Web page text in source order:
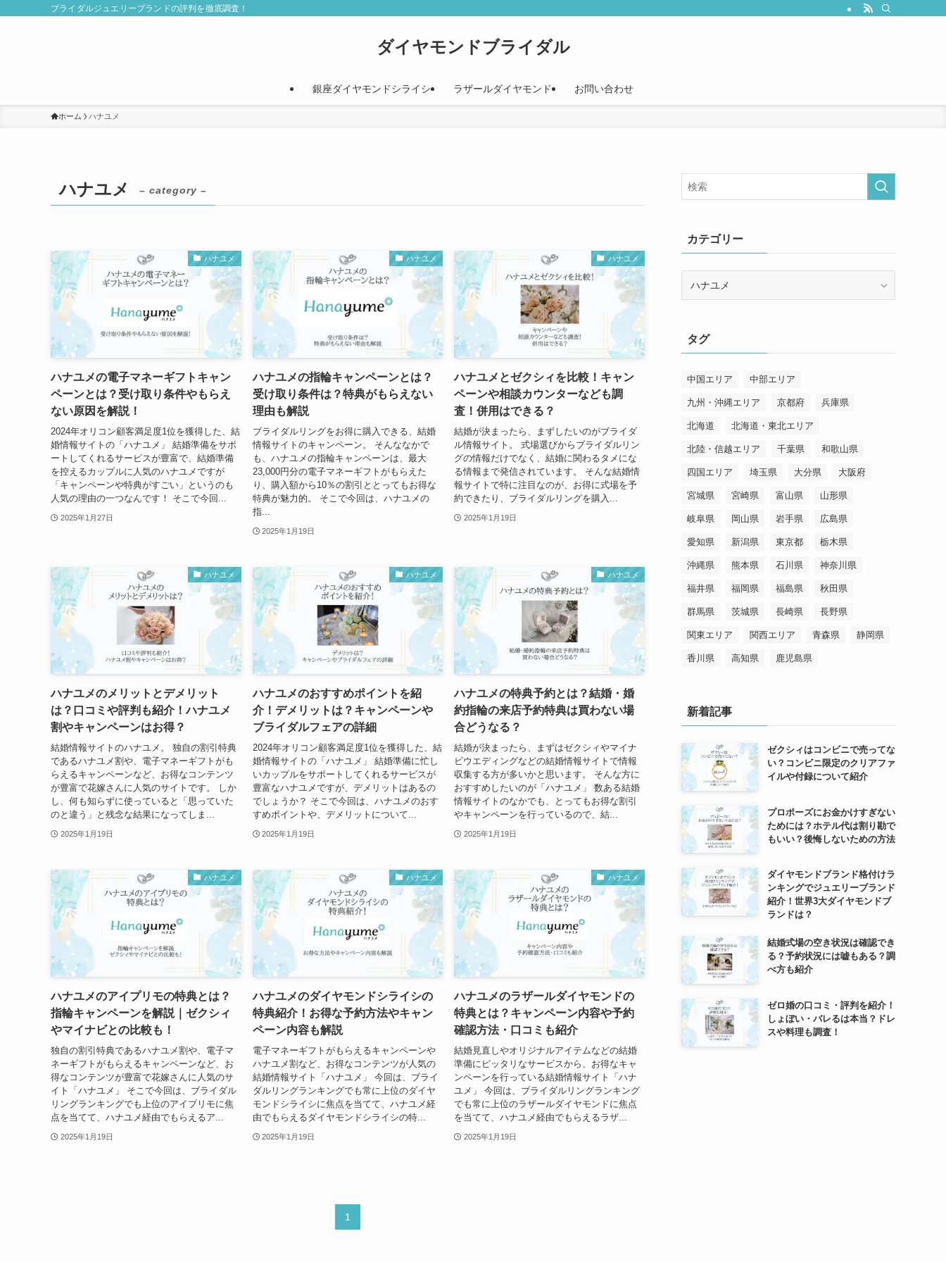
ブライダルジュエリーブランドの評判を徹底調査！
ダイヤモンドブライダル
銀座ダイヤモンドシライシ ラザールダイヤモンド お問い合わせ
ホーム ハナユメ
ハナユメ – category –
ハナユメ
ハナユメの電子マネーギフトキャン
ペーンとは？受け取り条件やもらえ
ない原因を解説！
2024年オリコン顧客満足度1位を獲得した、結
婚情報サイトの「ハナユメ」 結婚準備をサポ
ートしてくれるサービスが豊富で、結婚準備
を控えるカップルに人気のハナユメですが
「キャンペーンや特典がすごい」というのも
人気の理由の一つなんです！ そこで今回...
2025年1月27日
ハナユメ
ハナユメの指輪キャンペーンとは？
受け取り条件は？特典がもらえない
理由も解説
ブライダルリングをお得に購入できる、結婚
情報サイトのキャンペーン。 そんななかで
も、ハナユメの指輪キャンペーンは、最大
23,000円分の電子マネーギフトがもらえた
り、購入額から10％の割引ととってもお得な
特典が魅力的。 そこで今回は、ハナユメの
指...
2025年1月19日
ハナユメ
ハナユメとゼクシィを比較！キャン
ペーンや相談カウンターなども調
査！併用はできる？
結婚が決まったら、まずしたいのがブライダ
ル情報サイト。 式場選びからブライダルリン
グの情報だけでなく、結婚に関わるタメにな
る情報まで発信されています。 そんな結婚情
報サイトで特に注目なのが、お得に式場を予
約できたり、ブライダルリングを購入...
2025年1月19日
ハナユメ
ハナユメのメリットとデメリット
は？口コミや評判も紹介！ハナユメ
割やキャンペーンはお得？
結婚情報サイトのハナユメ。 独自の割引特典
であるハナユメ割や、電子マネーギフトがも
らえるキャンペーンなど、お得なコンテンツ
が豊富で花嫁さんに人気のサイトです。 しか
し、何も知らずに使っていると「思っていた
のと違う」と残念な結果になってしま...
2025年1月19日
ハナユメ
ハナユメのおすすめポイントを紹
介！デメリットは？キャンペーンや
ブライダルフェアの詳細
2024年オリコン顧客満足度1位を獲得した、結
婚情報サイトの「ハナユメ」 結婚準備に忙し
いカップルをサポートしてくれるサービスが
豊富なハナユメですが、デメリットはあるの
でしょうか？ そこで今回は、ハナユメのおす
すめポイントや、デメリットについて...
2025年1月19日
ハナユメ
ハナユメの特典予約とは？結婚・婚
約指輪の来店予約特典は買わない場
合どうなる？
結婚が決まったら、まずはゼクシィやマイナ
ビウエディングなどの結婚情報サイトで情報
収集する方が多いかと思います。 そんな方に
おすすめしたいのが「ハナユメ」 数ある結婚
情報サイトのなかでも、とってもお得な割引
やキャンペーンを行っているので、結...
2025年1月19日
ハナユメ
ハナユメのアイプリモの特典とは？
指輪キャンペーンを解説｜ゼクシィ
やマイナビとの比較も！
独自の割引特典であるハナユメ割や、電子マ
ネーギフトがもらえるキャンペーンなど、お
得なコンテンツが豊富で花嫁さんに人気のサ
イト「ハナユメ」 そこで今回は、ブライダル
リングランキングでも上位のアイプリモに焦
点を当てて、ハナユメ経由でもらえるア...
2025年1月19日
ハナユメ
ハナユメのダイヤモンドシライシの
特典紹介！お得な予約方法やキャン
ペーン内容も解説
電子マネーギフトがもらえるキャンペーンや
ハナユメ割など、お得なコンテンツが人気の
結婚情報サイト「ハナユメ」 今回は、ブライ
ダルリングランキングでも常に上位のダイヤ
モンドシライシに焦点を当てて、ハナユメ経
由でもらえるダイヤモンドシライシの特...
2025年1月19日
ハナユメ
ハナユメのラザールダイヤモンドの
特典とは？キャンペーン内容や予約
確認方法・口コミも紹介
結婚見直しやオリジナルアイテムなどの結婚
準備にピッタリなサービスから、お得なキャ
ンペーンを行っている結婚情報サイト「ハナ
ユメ」 今回は、ブライダルリングランキング
でも常に上位のラザールダイヤモンドに焦点
を当てて、ハナユメ経由でもらえるラザ...
2025年1月19日
1
カテゴリー
ータグ
中国エリア 中部エリア
九州・沖縄エリア 京都府 兵庫県
北海道 北海道・東北エリア
北陸・信越エリア 千葉県 和歌山県
四国エリア 埼玉県 大分県 大阪府
宮城県 宮崎県 富山県 山形県
岐阜県 岡山県 岩手県 広島県
愛知県 新潟県 東京都 栃木県
沖縄県 熊本県 石川県 神奈川県
福井県 福岡県 福島県 秋田県
群馬県 茨城県 長崎県 長野県
関東エリア 関西エリア 青森県 静岡県
香川県 高知県 鹿児島県
新着記事
ゼクシィはコンビニで売ってな
い？コンビニ限定のクリアファ
イルや付録について紹介
プロポーズにお金かけすぎない
ためには？ホテル代は割り勘で
もいい？後悔しないための方法
ダイヤモンドブランド格付けラ
ンキングでジュエリーブランド
紹介！世界3大ダイヤモンドブ
ランドは？
結婚式場の空き状況は確認でき
る？予約状況には嘘もある？調
べ方も紹介
ゼロ婚の口コミ・評判を紹介！
しょぼい・バレるは本当？ドレ
スや料理も調査！